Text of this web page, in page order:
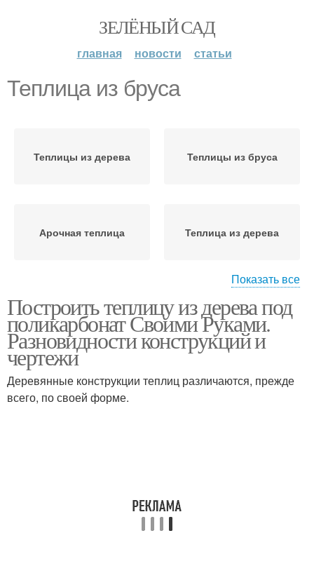
ЗЕЛЁНЫЙ САД
главная новости статьи
Теплица из бруса
Теплицы из дерева Теплицы из бруса
Арочная теплица Теплица из дерева
Деревянная теплица
Показать все
Построить теплицу из дерева под
поликарбонат Своими Руками.
Разновидности конструкций и
чертежи
Деревянные конструкции теплиц различаются, прежде
всего, по своей форме.